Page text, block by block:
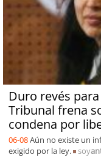
Duro revés
Tribunal frena
condena por
06-08Aún no existe un
exigido por la ley.
soy